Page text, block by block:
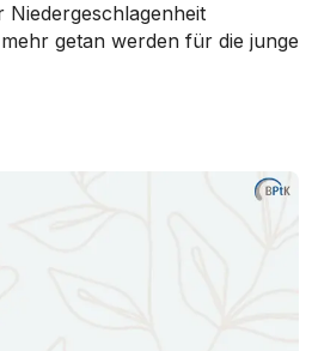
getan werden für die junge